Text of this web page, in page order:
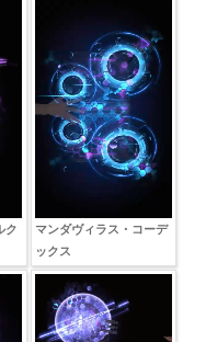
ク
マンダヴィラス・コーデ
ックス